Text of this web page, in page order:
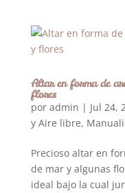
Altar en forma de
flores
por admin | Jul 24,
y Aire libre,
Precioso altar en
de mar y algunas
ideal bajo la cual